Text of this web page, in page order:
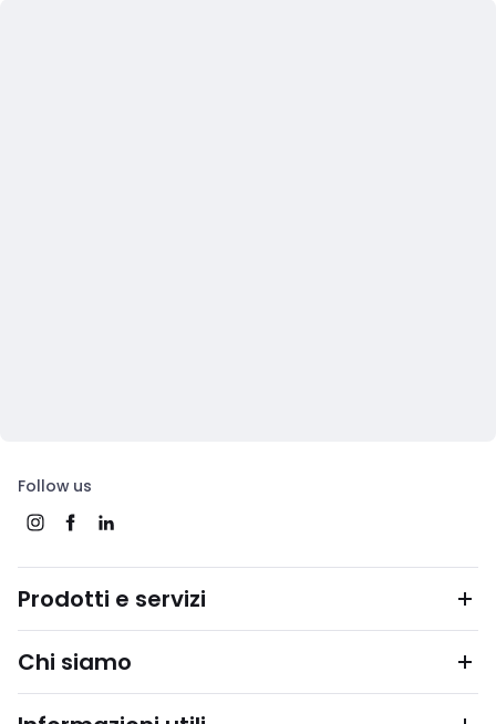
Follow us
Prodotti e servizi
Chi siamo